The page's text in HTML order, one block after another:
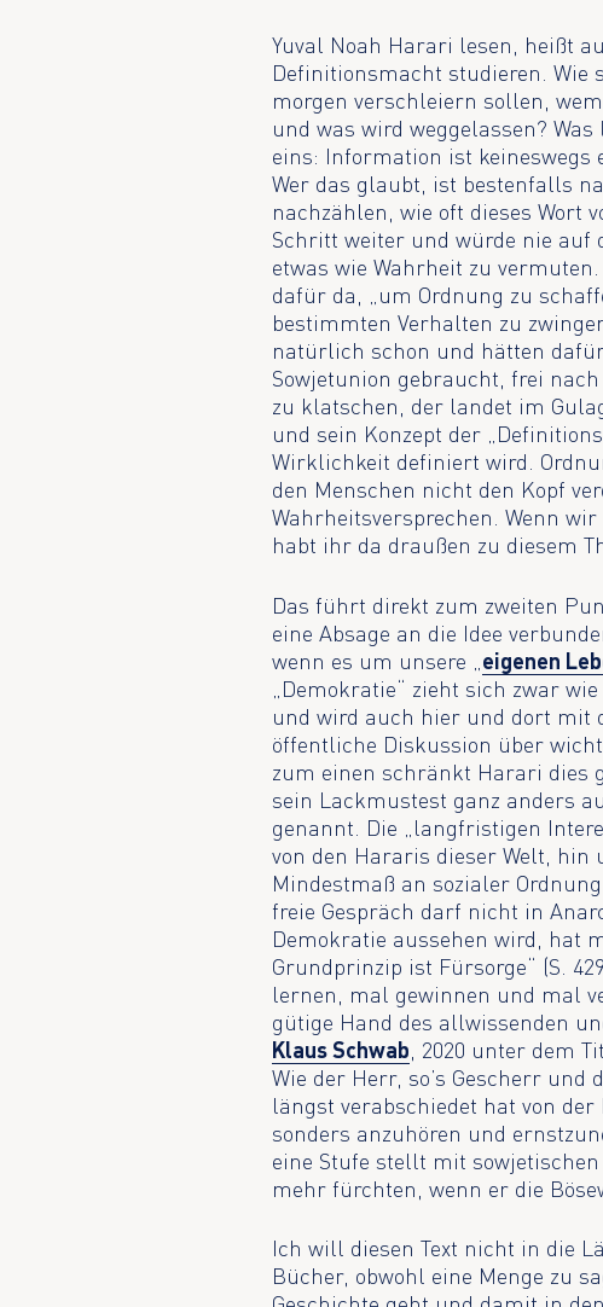
Yuval Noah Harari lesen, heißt
Definitionsmacht studieren. Wie
morgen verschleiern sollen,
und was wird weggelassen?
eins: Information ist keineswegs
Wer das glaubt, ist bestenfalls
nachzählen, wie oft dieses Wort
Schritt weiter und würde nie auf
etwas wie Wahrheit zu
dafür da, „um Ordnung zu
bestimmten Verhalten zu
natürlich schon und hätten
Sowjetunion gebraucht, frei
zu klatschen, der landet im
und sein Konzept der
Wirklichkeit definiert wird.
den Menschen nicht den Kopf
Wahrheitsversprechen. Wenn
habt ihr da draußen zu diesem
Das führt direkt zum zweiten
eine Absage an die Idee
wenn es um unsere „ eigenen
„Demokratie“ zieht sich zwar
und wird auch hier und dort mit
öffentliche Diskussion über
zum einen schränkt Harari dies
sein Lackmustest ganz anders
genannt. Die „langfristigen
von den Hararis dieser Welt, hin
Mindestmaß an sozialer
freie Gespräch darf nicht in
Demokratie aussehen wird, hat
Grundprinzip ist Fürsorge“ (S.
lernen, mal gewinnen und mal
gütige Hand des allwissenden
Klaus Schwab , 2020 unter dem
Wie der Herr, so’s Gescherr
längst verabschiedet hat von
sonders anzuhören und
eine Stufe stellt mit
mehr fürchten, wenn er die
Ich will diesen Text nicht in die
Bücher, obwohl eine Menge zu